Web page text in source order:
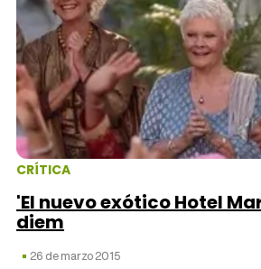
CRÍTICA
'El nuevo exótico Hotel
diem
26 de marzo 2015